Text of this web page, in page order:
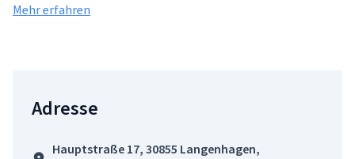
Mehr erfahren
Adresse
Hauptstraße 17, 30855 Langenhagen,